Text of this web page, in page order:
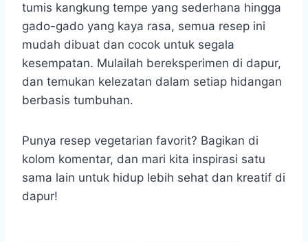
tumis kangkung tempe yang sederhana hingga
gado-gado yang kaya rasa, semua resep ini
mudah dibuat dan cocok untuk segala
kesempatan. Mulailah bereksperimen di dapur,
dan temukan kelezatan dalam setiap hidangan
berbasis tumbuhan.
Punya resep vegetarian favorit? Bagikan di
kolom komentar, dan mari kita inspirasi satu
sama lain untuk hidup lebih sehat dan kreatif di
dapur!